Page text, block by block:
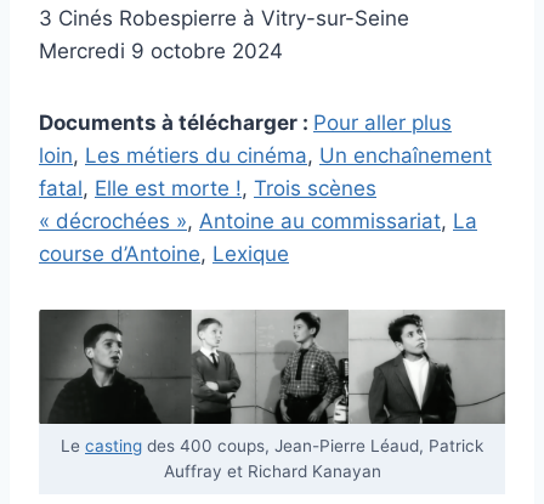
3 Cinés Robespierre à Vitry-sur-Seine
Mercredi 9 octobre 2024
Documents à télécharger : Pour aller plus
loin, Les métiers du cinéma, Un enchaînement
fatal, Elle est morte !, Trois scènes
« décrochées », Antoine au commissariat, La
course d’Antoine, Lexique
Le casting des 400 coups, Jean-Pierre Léaud, Patrick
Auffray et Richard Kanayan